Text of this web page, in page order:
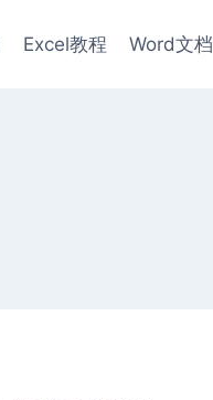
Excel教程 Word文档